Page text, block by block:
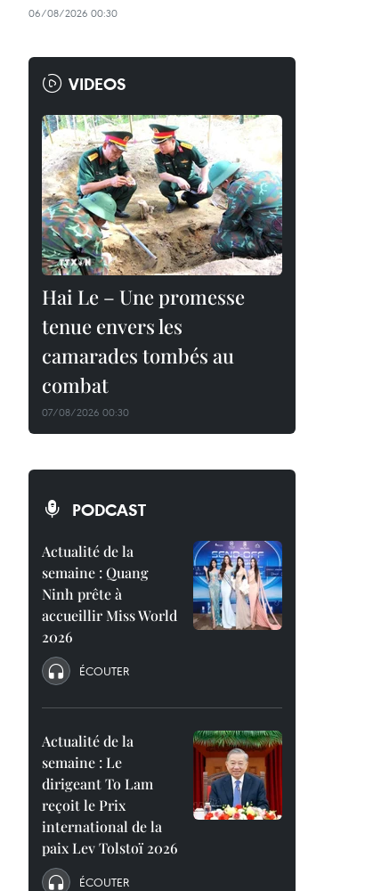
06/08/2026 00:30
VIDEOS
Hai Le – Une promesse
tenue envers les
camarades tombés au
combat
07/08/2026 00:30
PODCAST
Actualité de la
semaine : Quang
Ninh prête à
accueillir Miss World
2026
ÉCOUTER
Actualité de la
semaine : Le
dirigeant To Lam
reçoit le Prix
international de la
paix Lev Tolstoï 2026
ÉCOUTER